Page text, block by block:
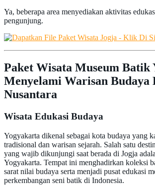
Ya, beberapa area menyediakan aktivitas
pengunjung.
Paket Wisata Museum Batik
Menyelami Warisan Budaya
Nusantara
Wisata Edukasi Budaya
Yogyakarta dikenal sebagai kota budaya yang
tradisional dan warisan sejarah. Salah satu
yang wajib dikunjungi saat berada di Jogja
Yogyakarta. Tempat ini menghadirkan koleksi
sarat nilai budaya serta menjadi pusat edukasi
perkembangan seni batik di Indonesia.